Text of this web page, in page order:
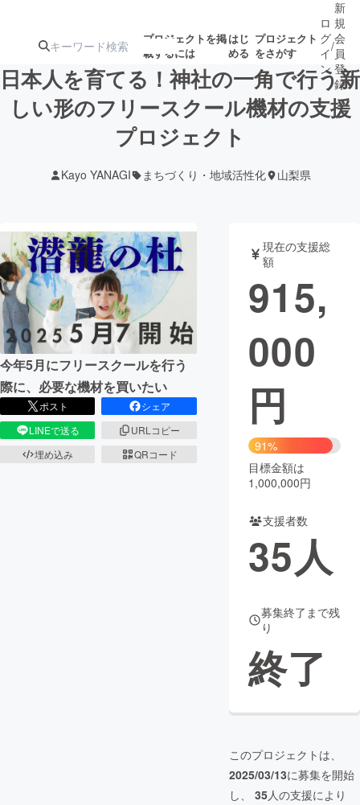
プロジェクトを掲
載するには
はじ
める
プロジェクト
をさがす
注目の新着プロ募集終了が近いプ
テクノロジー・ガジェット
映像・映画 書籍・雑誌
ビジネス・起業 チャレンジ
まちづくり・地域活性化
CAMPFIRE for Social Good
CAMPFIRE Creation
CAMPFIREふるさと納税
コミュニティ
ロ
グ
イ
ン
/
新
規
会
員
登
録
日本人を育てる！神社の一角で行う新
しい形のフリースクール機材の支援
プロジェクト
Kayo YANAGI まちづくり・地域活性化 山梨県
今年5月にフリースクールを行う
際に、必要な機材を買いたい
ポスト
シェア
LINEで送る
URLコピー
埋め込み
QRコード
現在の支援総
額
915,
000
円
91%
目標金額は
1,000,000円
支援者数
35人
募集終了まで残
り
終了
このプロジェクトは、
2025/03/13に募集を開始
し、 35人の支援により